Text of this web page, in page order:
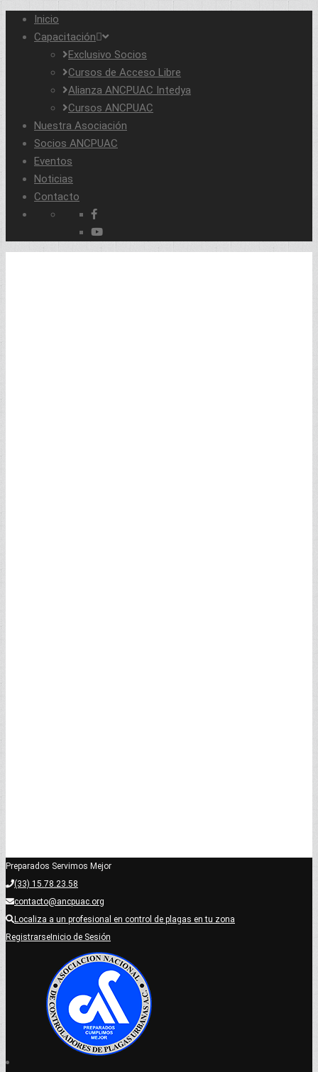
Inicio
Capacitación
Exclusivo Socios
Cursos de Acceso Libre
Alianza ANCPUAC Intedya
Cursos ANCPUAC
Nuestra Asociación
Socios ANCPUAC
Eventos
Noticias
Contacto
Preparados Servimos Mejor
(33) 15.78.23.58
contacto@ancpuac.org
Localiza a un profesional en control de plagas en tu zona
RegistrarseInicio de Sesión